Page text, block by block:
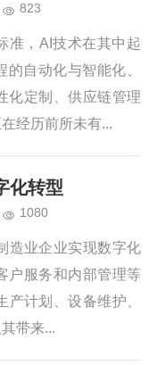
823
准，AI技术在其中起
自动化与智能化、
化定制、供应链管理
经历前所未有...
化转型
1080
造业企业实现数字化
户服务和内部管理等
计划、设备维护、
带来...